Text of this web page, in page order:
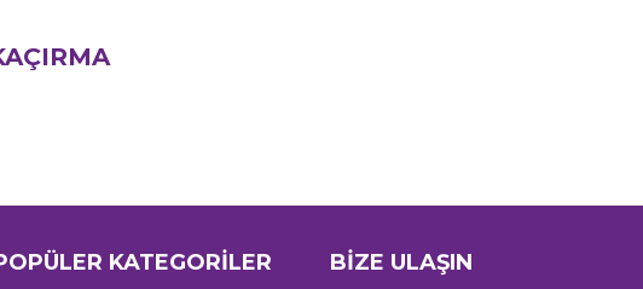
KATEGORİLER BİZE ULAŞIN